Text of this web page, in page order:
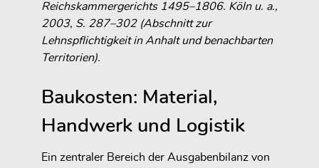
Reichskammergerichts 1495–1806. Köln u. a.,
2003, S. 287–302 (Abschnitt zur
Lehnspflichtigkeit in Anhalt und benachbarten
Territorien).
Baukosten: Material,
Handwerk und Logistik
Ein zentraler Bereich der Ausgabenbilanz von